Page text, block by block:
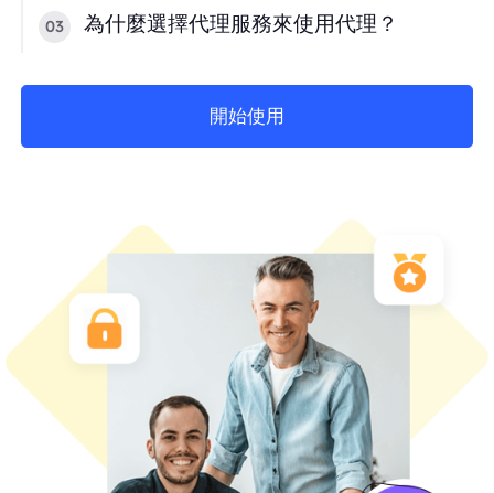
03 為什麼選擇代理服務來使用代理？
開始使用